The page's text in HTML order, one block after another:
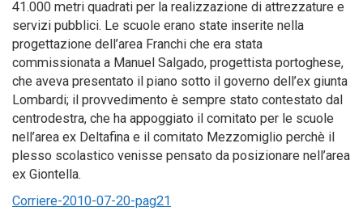
41.000 metri quadrati per la realizzazione di attrezzature e
servizi pubblici. Le scuole erano state inserite nella
progettazione dell’area Franchi che era stata
commissionata a Manuel Salgado, progettista portoghese,
che aveva presentato il piano sotto il governo dell’ex giunta
Lombardi; il provvedimento è sempre stato contestato dal
centrodestra, che ha appoggiato il comitato per le scuole
nell’area ex Deltafina e il comitato Mezzomiglio perchè il
plesso scolastico venisse pensato da posizionare nell’area
ex Giontella.
Corriere-2010-07-20-pag21